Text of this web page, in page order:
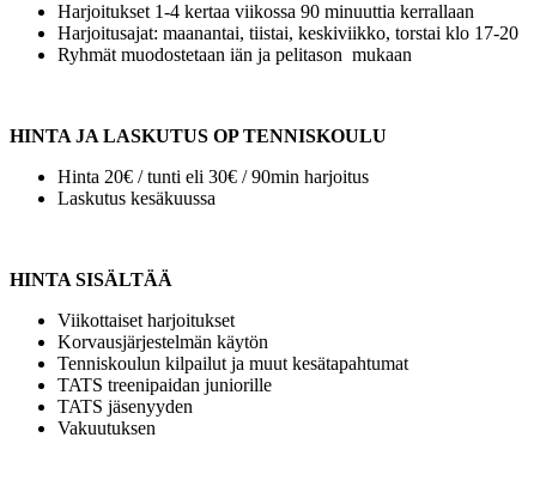
Harjoitukset 1-4 kertaa viikossa 90 minuuttia kerrallaan
Harjoitusajat: maanantai, tiistai, keskiviikko, torstai klo 17-20
Ryhmät muodostetaan iän ja pelitason mukaan
HINTA JA LASKUTUS OP TENNISKOULU
Hinta 20€ / tunti eli 30€ / 90min harjoitus
Laskutus kesäkuussa
HINTA SISÄLTÄÄ
Viikottaiset harjoitukset
Korvausjärjestelmän käytön
Tenniskoulun kilpailut ja muut kesätapahtumat
TATS treenipaidan juniorille
TATS jäsenyyden
Vakuutuksen